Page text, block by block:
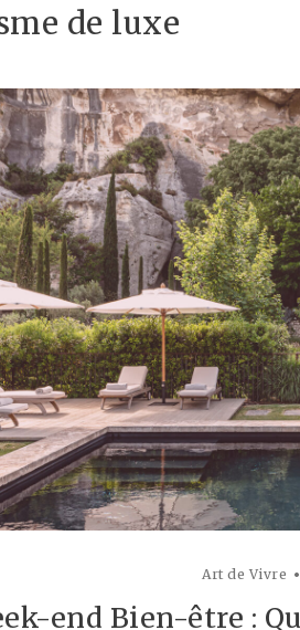
de luxe
Art de Vivre
end Bien-être :